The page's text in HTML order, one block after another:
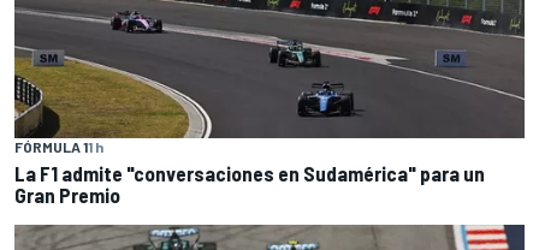
FÓRMULA 11 h
La F1 admite "conversaciones en Sudamérica" para un
Gran Premio